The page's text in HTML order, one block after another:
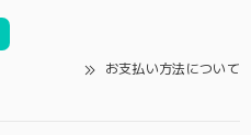
お支払い方法について